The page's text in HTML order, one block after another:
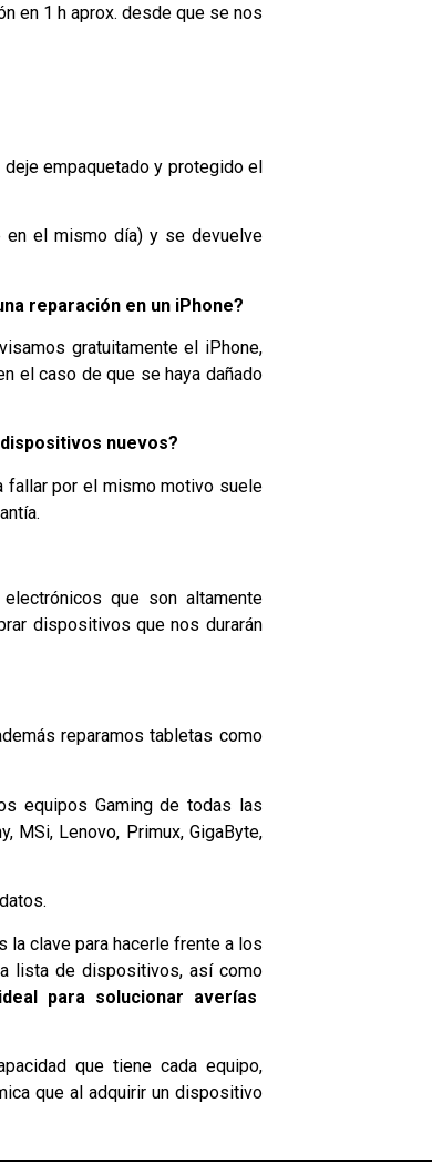
en 1 h aprox. desde que se nos
empaquetado y protegido el
en el mismo día) y se devuelve
reparación en un iPhone?
gratuitamente el iPhone,
el caso de que se haya dañado
nuevos?
fallar por el mismo motivo suele
que son altamente
dispositivos que nos durarán
reparamos tabletas como
equipos Gaming de todas las
MSi, Lenovo, Primux, GigaByte,
la clave para hacerle frente a los
lista de dispositivos, así como
para solucionar averías
que tiene cada equipo,
que al adquirir un dispositivo